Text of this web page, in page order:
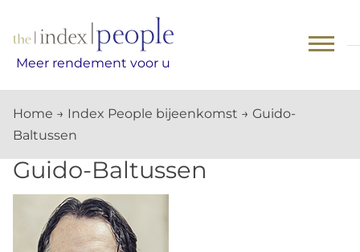
Meer rendement voor u
Home → Index People bijeenkomst → Guido-
Baltussen
Guido-Baltussen